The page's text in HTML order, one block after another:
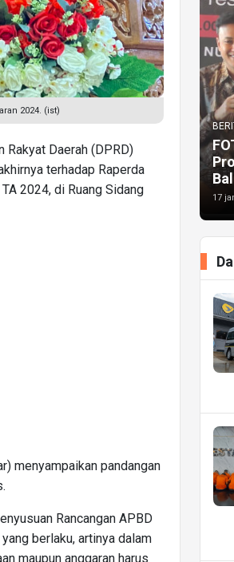
2024. (ist)
Daerah (DPRD)
terhadap Raperda
2024, di Ruang Sidang
menyampaikan pandangan
Rancangan APBD
berlaku, artinya dalam
maupun anggaran harus
17